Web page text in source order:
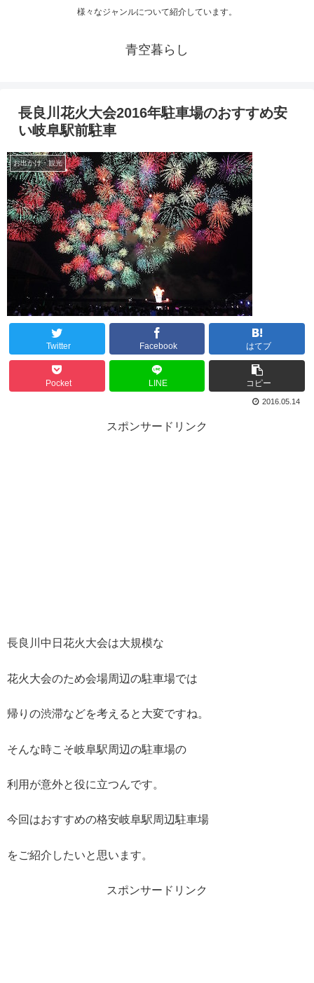
様々なジャンルについて紹介しています。
青空暮らし
長良川花火大会2016年駐車場のおすすめ安
い岐阜駅前駐車
お出かけ・観光
Twitter Facebook はてブ
Pocket LINE コピー
2016.05.14
スポンサードリンク
長良川中日花火大会は大規模な
花火大会のため会場周辺の駐車場では
帰りの渋滞などを考えると大変ですね。
そんな時こそ岐阜駅周辺の駐車場の
利用が意外と役に立つんです。
今回はおすすめの格安岐阜駅周辺駐車場
をご紹介したいと思います。
スポンサードリンク